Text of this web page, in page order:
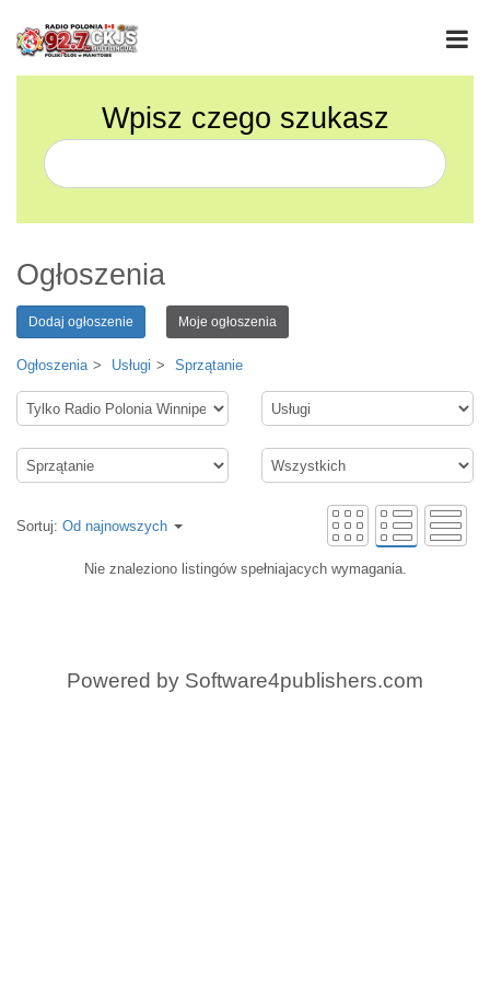
Wpisz czego szukasz
Ogłoszenia
Dodaj ogłoszenie Moje ogłoszenia
Ogłoszenia Usługi Sprzątanie
Sortuj: Od najnowszych
Nie znaleziono listingów spełniajacych wymagania.
Powered by Software4publishers.com